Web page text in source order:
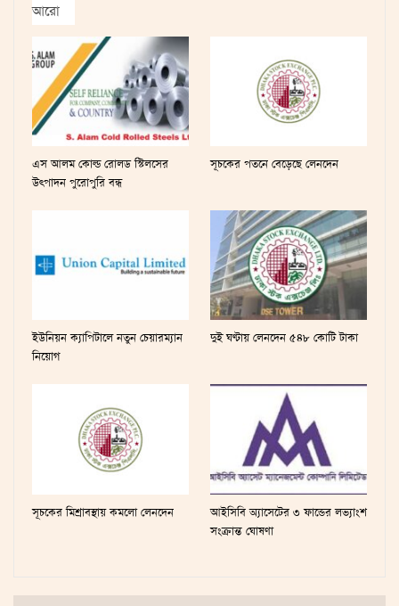
আরো
এস আলম কোল্ড রোলড স্টিলসের
উৎপাদন পুরোপুরি বন্ধ
সূচকের পতনে বেড়েছে লেনদেন
ইউনিয়ন ক্যাপিটালে নতুন চেয়ারম্যান
নিয়োগ
দুই ঘণ্টায় লেনদেন ৫৪৮ কোটি টাকা
সূচকের মিশ্রাবস্থায় কমলো লেনদেন
আইসিবি অ্যাসেটের ৩ ফান্ডের লভ্যাংশ
সংক্রান্ত ঘোষণা